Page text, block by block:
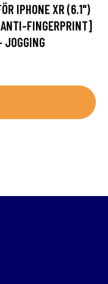
IPHONE XR (6.1")
FINGERPRINT]
JOGGING